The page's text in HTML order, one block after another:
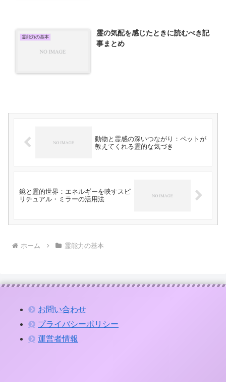
霊能力の基本
霊の気配を感じたときに読むべき記
事まとめ
動物と霊感の深いつながり：ペットが
教えてくれる霊的な気づき
鏡と霊的世界：エネルギーを映すスピ
リチュアル・ミラーの活用法
ホーム 霊能力の基本
お問い合わせ
プライバシーポリシー
運営者情報